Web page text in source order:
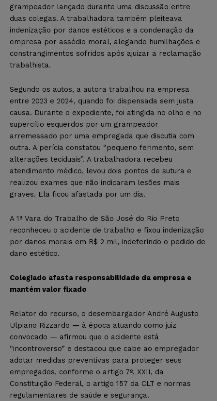
grampeador lançado durante uma discussão entre
duas colegas. A trabalhadora também pleiteava
indenização por danos estéticos e a condenação da
empresa por assédio moral, alegando humilhações e
constrangimentos sofridos após ajuizar a reclamação
trabalhista.
Segundo os autos, a autora trabalhou na empresa
entre 2023 e 2024, quando foi dispensada sem justa
causa. Durante o expediente, foi atingida no olho e no
supercílio esquerdos por um grampeador
arremessado por uma empregada que discutia com
outra. A perícia constatou “pequeno ferimento, sem
alterações teciduais”. A trabalhadora recebeu
atendimento médico, levou dois pontos de sutura e
realizou exames que não indicaram lesões mais
graves. Ela ficou afastada por um dia.
A 1ª Vara do Trabalho de São José do Rio Preto
reconheceu o acidente de trabalho e fixou indenização
por danos morais em R$ 2 mil, indeferindo o pedido de
dano estético.
Colegiado afasta responsabilidade da empresa e
mantém valor fixado
Relator do recurso, o desembargador André Augusto
Ulpiano Rizzardo — à época atuando como juiz
convocado — afirmou que o acidente está
“incontroverso” e destacou que cabe ao empregador
adotar medidas preventivas para proteger seus
empregados, conforme o artigo 7º, XXII, da
Constituição Federal, o artigo 157 da CLT e normas
regulamentares de saúde e segurança.